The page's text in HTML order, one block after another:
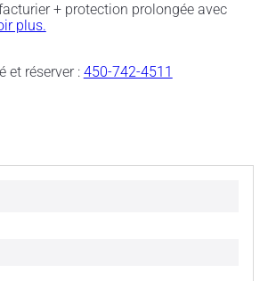
+ protection prolongée avec
plus.
et réserver : 450-742-4511